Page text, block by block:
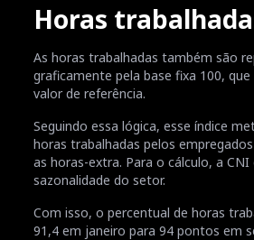
Horas
As horas trabalhadas também são
graficamente pela base fixa 100,
valor de referência.
Seguindo essa lógica, esse índice
horas trabalhadas pelos
as horas-extra. Para o cálculo, a
sazonalidade do setor.
Com isso, o percentual de horas
91,4 em janeiro para 94 pontos em